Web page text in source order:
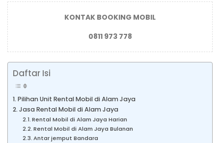
KONTAK BOOKING MOBIL
0811 973 778
Daftar Isi
Pilihan Unit Rental Mobil di Alam Jaya
Jasa Rental Mobil di Alam Jaya
Rental Mobil di Alam Jaya Harian
Rental Mobil di Alam Jaya Bulanan
Antar jemput Bandara